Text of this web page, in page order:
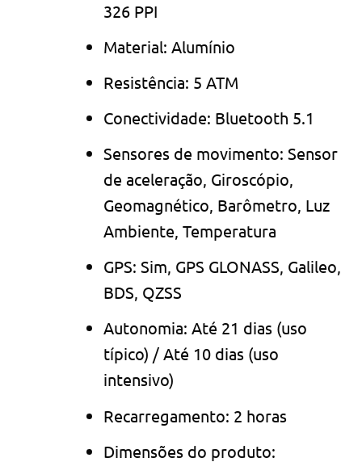
326 PPI
Material: Alumínio
Resistência: 5 ATM
Conectividade: Bluetooth 5.1
Sensores de movimento: Sensor
de aceleração, Giroscópio,
Geomagnético, Barômetro, Luz
Ambiente, Temperatura
GPS: Sim, GPS GLONASS, Galileo,
BDS, QZSS
Autonomia: Até 21 dias (uso
típico) / Até 10 dias (uso
intensivo)
Recarregamento: 2 horas
Dimensões do produto: